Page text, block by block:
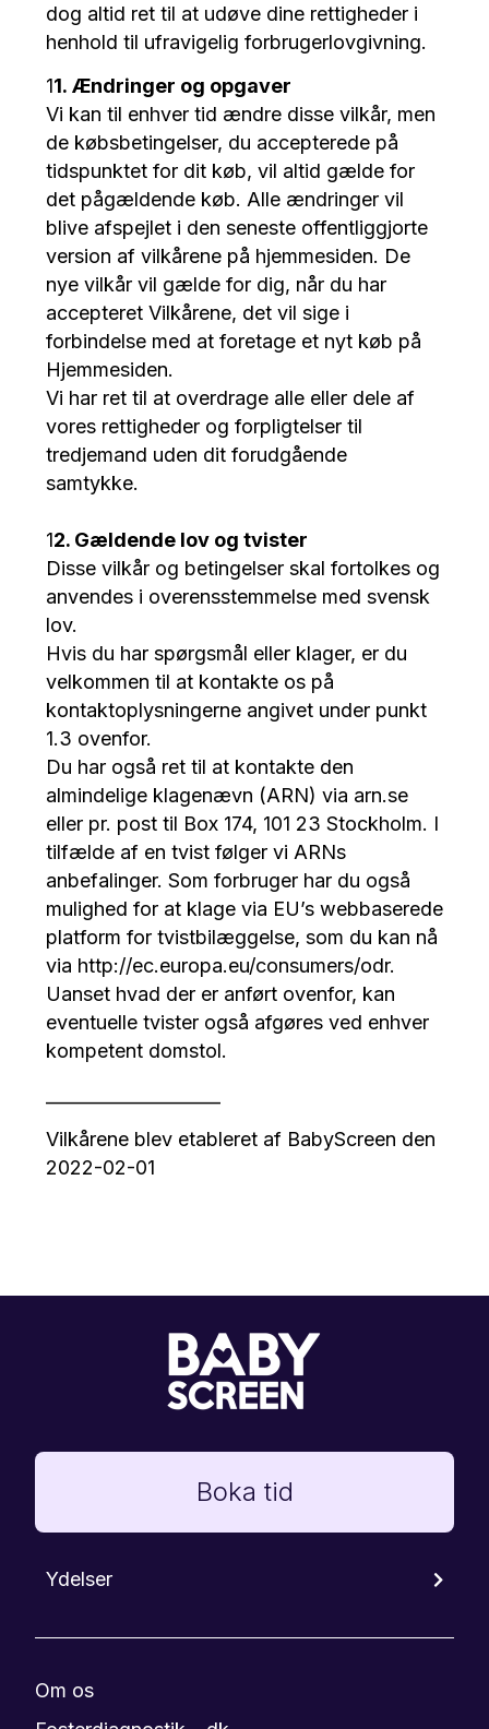
dog altid ret til at udøve dine rettigheder i
henhold til ufravigelig forbrugerlovgivning.
11. Ændringer og opgaver
Vi kan til enhver tid ændre disse vilkår, men
de købsbetingelser, du accepterede på
tidspunktet for dit køb, vil altid gælde for
det pågældende køb. Alle ændringer vil
blive afspejlet i den seneste offentliggjorte
version af vilkårene på hjemmesiden. De
nye vilkår vil gælde for dig, når du har
accepteret Vilkårene, det vil sige i
forbindelse med at foretage et nyt køb på
Hjemmesiden.
Vi har ret til at overdrage alle eller dele af
vores rettigheder og forpligtelser til
tredjemand uden dit forudgående
samtykke.
12. Gældende lov og tvister
Disse vilkår og betingelser skal fortolkes og
anvendes i overensstemmelse med svensk
lov.
Hvis du har spørgsmål eller klager, er du
velkommen til at kontakte os på
kontaktoplysningerne angivet under punkt
1.3 ovenfor.
Du har også ret til at kontakte den
almindelige klagenævn (ARN) via arn.se
eller pr. post til Box 174, 101 23 Stockholm. I
tilfælde af en tvist følger vi ARNs
anbefalinger. Som forbruger har du også
mulighed for at klage via EU’s webbaserede
platform for tvistbilæggelse, som du kan nå
via http://ec.europa.eu/consumers/odr.
Uanset hvad der er anført ovenfor, kan
eventuelle tvister også afgøres ved enhver
kompetent domstol.
Vilkårene blev etableret af BabyScreen den
2022-02-01
Boka tid
Ydelser
Om os